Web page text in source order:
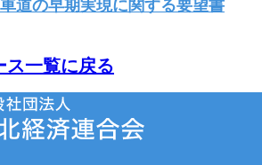
道の早期実現に関する要望書
ス一覧に戻る